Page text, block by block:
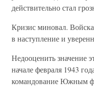
действительно стал
Кризис миновал.
в наступление и
Недооценить значение
начале февраля 1943
командование Южным